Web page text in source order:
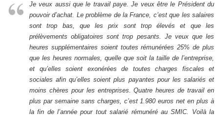
Je veux aussi que le travail paye. Je veux être le Président du
pouvoir d’achat. Le problème de la France, c’est que les salaires
sont trop bas, que les prix sont trop élevés et que les
prélèvements obligatoires sont trop pesants. Je veux que les
heures supplémentaires soient toutes rémunérées 25% de plus
que les heures normales, quelle que soit la taille de l’entreprise,
et qu’elles soient exonérées de toutes charges fiscales et
sociales afin qu’elles soient plus payantes pour les salariés et
moins chères pour les entreprises. Quatre heures de travail en
plus par semaine sans charges, c’est 1.980 euros net en plus à
la fin de l’année pour tout salarié rémunéré au SMIC. Voilà la